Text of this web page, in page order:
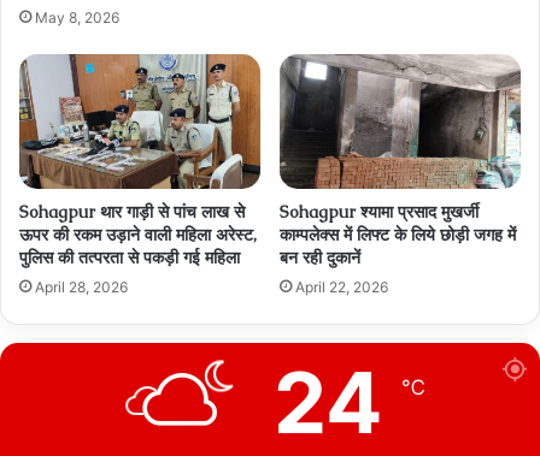
May 8, 2026
Sohagpur थार गाड़ी से पांच लाख से
ऊपर की रकम उड़ाने वाली महिला अरेस्ट,
पुलिस की तत्परता से पकड़ी गई महिला
April 28, 2026
Sohagpur श्यामा प्रसाद मुखर्जी
काम्पलेक्स में लिफ्ट के लिये छोड़ी जगह में
बन रही दुकानें
April 22, 2026
24 ℃